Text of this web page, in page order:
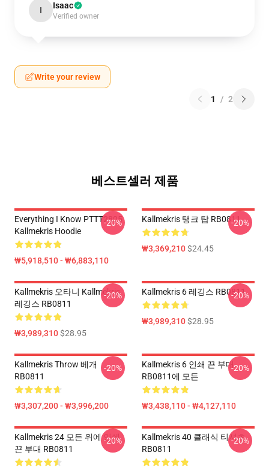
I Isaac
Verified owner
Write your review
1 / 2
베스트셀러 제품
Everything I Know PTTT2805
Kallmekris Hoodie
₩5,918,510 - ₩6,883,110
-20% Kallmekris 탱크 탑 RB0811
₩3,369,210$24.45
-20%
Kallmekris 오타니 Kallmekris
레깅스 RB0811
₩3,989,310$28.95
-20% Kallmekris 6 레깅스 RB0811
₩3,989,310$28.95
-20%
Kallmekris Throw 베개
RB0811
₩3,307,200 - ₩3,996,200
-20%
Kallmekris 6 인쇄 끈 부대
RB0811에 모든
₩3,438,110 - ₩4,127,110
-20%
Kallmekris 24 모든 위에 인쇄
끈 부대 RB0811
-20%
Kallmekris 40 클래식 티셔츠
RB0811
-20%